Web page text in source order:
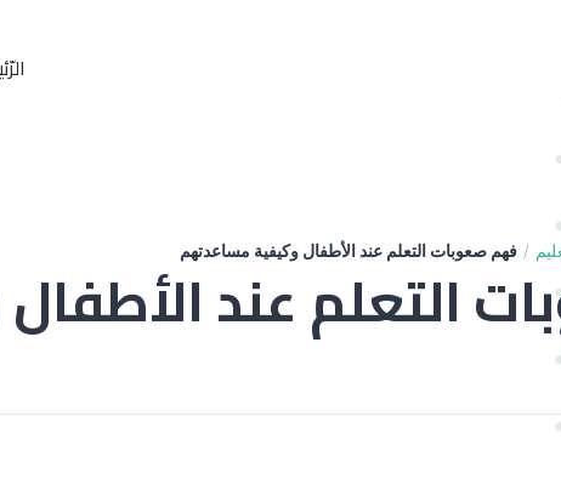
/ فهم صعوبات التعلم عند الأطفال وكيفية مساعدتهم
التعلم عند